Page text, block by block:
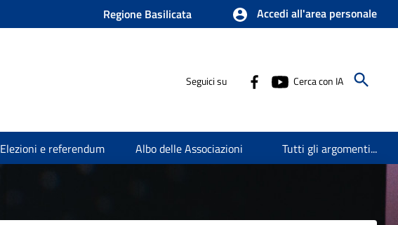
Regione Basilicata Accedi all'area personale
Seguici su Cerca con IA
Elezioni e referendum Albo delle Associazioni Tutti gli argomenti...